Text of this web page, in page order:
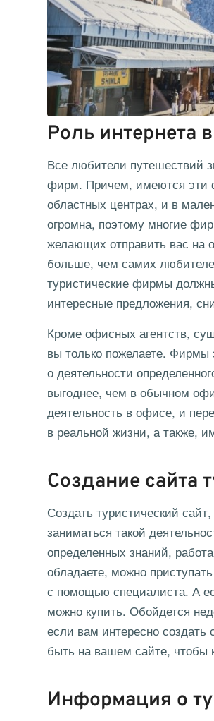
Роль интернета
Все любители путешествий
фирм. Причем, имеются эти
областных центрах, и в
огромна, поэтому многие
желающих отправить вас на
больше, чем самих
туристические фирмы
интересные предложения,
Кроме офисных агентств,
вы только пожелаете.
о деятельности
выгоднее, чем в обычном
деятельность в офисе, и
в реальной жизни, а также,
Создание сайта
Создать туристический сайт
заниматься такой
определенных знаний,
обладаете, можно
с помощью специалиста. А
можно купить. Обойдется
если вам интересно
быть на вашем сайте, чтобы
Информация о